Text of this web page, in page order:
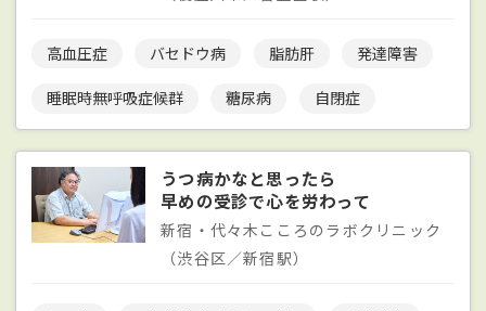
高血圧症 バセドウ病 脂肪肝 発達障害
睡眠時無呼吸症候群 糖尿病 自閉症
うつ病かなと思ったら
早めの受診で心を労わって
新宿・代々木こころのラボクリニック
（渋谷区／新宿駅）